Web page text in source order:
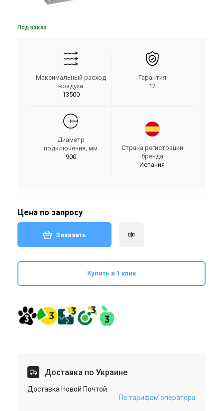
Под заказ
Максимальный расход
воздуха
13500
Гарантия
12
Диаметр
подключения, мм
900
Страна регистрации
бренда
Испания
Цена по запросу
Заказать
Купить в 1 клик
Доставка по Украине
Доставка Новой Почтой
По тарифам оператора